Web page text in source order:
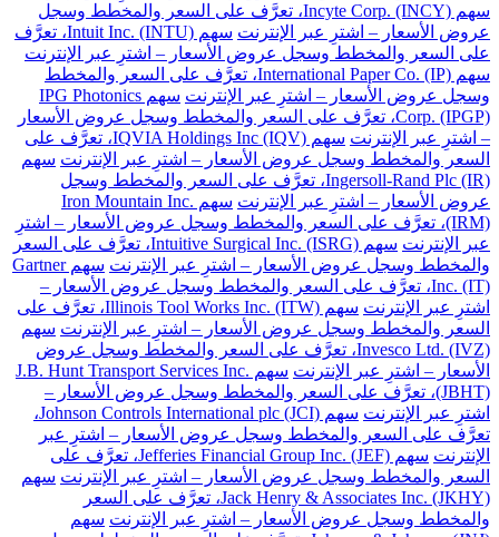
سهم Incyte Corp. (INCY)، تعرَّف على السعر والمخطط وسجل
عروض الأسعار – اشترِ عبر الإنترنت
سهم Intuit Inc. (INTU)، تعرَّف
على السعر والمخطط وسجل عروض الأسعار – اشترِ عبر الإنترنت
سهم International Paper Co. (IP)، تعرَّف على السعر والمخطط
وسجل عروض الأسعار – اشترِ عبر الإنترنت
سهم IPG Photonics
Corp. (IPGP)، تعرَّف على السعر والمخطط وسجل عروض الأسعار
– اشترِ عبر الإنترنت
سهم IQVIA Holdings Inc (IQV)، تعرَّف على
السعر والمخطط وسجل عروض الأسعار – اشترِ عبر الإنترنت سهم
Ingersoll-Rand Plc (IR)، تعرَّف على السعر والمخطط وسجل
عروض الأسعار – اشترِ عبر الإنترنت
سهم Iron Mountain Inc.
(IRM)، تعرَّف على السعر والمخطط وسجل عروض الأسعار – اشترِ
عبر الإنترنت
سهم Intuitive Surgical Inc. (ISRG)، تعرَّف على السعر
والمخطط وسجل عروض الأسعار – اشترِ عبر الإنترنت
سهم Gartner
Inc. (IT)، تعرَّف على السعر والمخطط وسجل عروض الأسعار –
اشترِ عبر الإنترنت
سهم Illinois Tool Works Inc. (ITW)، تعرَّف على
السعر والمخطط وسجل عروض الأسعار – اشترِ عبر الإنترنت سهم
Invesco Ltd. (IVZ)، تعرَّف على السعر والمخطط وسجل عروض
الأسعار – اشترِ عبر الإنترنت
سهم J.B. Hunt Transport Services Inc.
(JBHT)، تعرَّف على السعر والمخطط وسجل عروض الأسعار –
اشترِ عبر الإنترنت
سهم Johnson Controls International plc (JCI)،
تعرَّف على السعر والمخطط وسجل عروض الأسعار – اشترِ عبر
الإنترنت
سهم Jefferies Financial Group Inc. (JEF)، تعرَّف على
السعر والمخطط وسجل عروض الأسعار – اشترِ عبر الإنترنت سهم
Jack Henry & Associates Inc. (JKHY)، تعرَّف على السعر
والمخطط وسجل عروض الأسعار – اشترِ عبر الإنترنت سهم